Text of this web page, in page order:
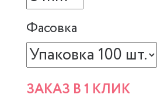
Фасовка
ЗАКАЗ В 1 КЛИК